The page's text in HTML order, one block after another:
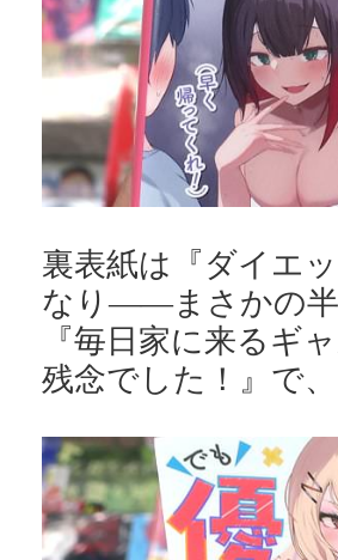
裏表紙は『ダイエ
なり――まさかの半
『毎日家に来るギ
残念でした！』で、